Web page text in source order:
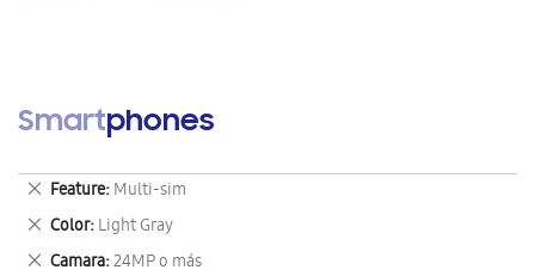
Smartphones
Feature Multi-sim
Eliminar
este
artículo
Color Light Gray
Eliminar
este
Camara 24MP o más
Eliminar